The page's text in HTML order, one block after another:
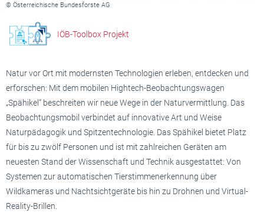
© Österreichische Bundesforste AG
IÖB-Toolbox Projekt
Natur vor Ort mit modernsten Technologien erleben, entdecken und
erforschen: Mit dem mobilen Hightech-Beobachtungswagen
„Spähikel“ beschreiten wir neue Wege in der Naturvermittlung. Das
Beobachtungsmobil verbindet auf innovative Art und Weise
Naturpädagogik und Spitzentechnologie. Das Spähikel bietet Platz
für bis zu zwölf Personen und ist mit zahlreichen Geräten am
neuesten Stand der Wissenschaft und Technik ausgestattet: Von
Systemen zur automatischen Tierstimmenerkennung über
Wildkameras und Nachtsichtgeräte bis hin zu Drohnen und Virtual-
Reality-Brillen.